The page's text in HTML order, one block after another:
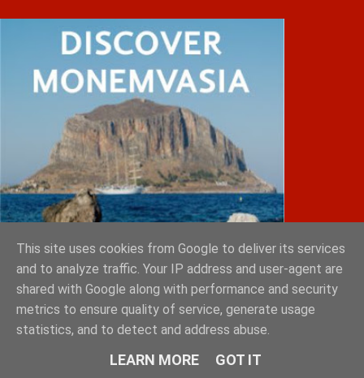
IATRIKOS.gr
This site uses cookies from Google to deliver its services
and to analyze traffic. Your IP address and user-agent are
shared with Google along with performance and security
metrics to ensure quality of service, generate usage
statistics, and to detect and address abuse.
LEARN MORE GOT IT